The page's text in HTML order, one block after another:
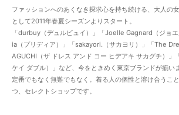
ファッションへのあくなき探求心を持ち続ける、大人の
として2011年春夏シーズンよりスタート。
「durbuy（デュルビュイ）」「Joelle Gagnard（ジョ
ia（プリディア）」「sakayori.（サカヨリ）」「The
AGUCHI（ザ ドレス アンド コー ヒデアキ サカグチ）」
ケイ ダブル）」など、今をときめく東京ブランドが揃いま
定番でもなく無難でもなく。着る人の個性と溶け合うこ
つ、セレクトショップです。